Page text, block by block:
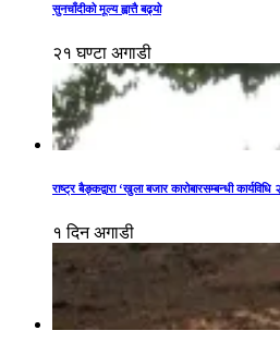
सुनचाँदीको मूल्य ह्वात्तै बढ्यो
२१ घण्टा अगाडी
राष्ट्र बैङ्कद्वारा ‘खुला बजार कारोबारसम्बन्धी
१ दिन अगाडी